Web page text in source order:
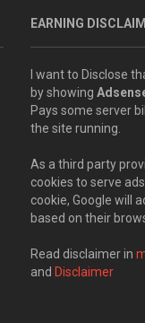
EARNING
I want to Disclose
by showing
Pays some server
the site running.
As a third party
cookies to serve
cookie, Google will
based on their
Read disclaimer in
and Disclaimer